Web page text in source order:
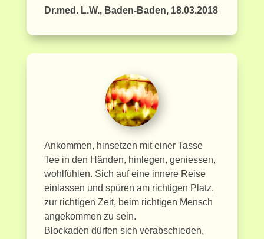
Dr.med. L.W., Baden-Baden, 18.03.2018
Ankommen, hinsetzen mit einer Tasse
Tee in den Händen, hinlegen, geniessen,
wohlfühlen. Sich auf eine innere Reise
einlassen und spüren am richtigen Platz,
zur richtigen Zeit, beim richtigen Mensch
angekommen zu sein.
Blockaden dürfen sich verabschieden,